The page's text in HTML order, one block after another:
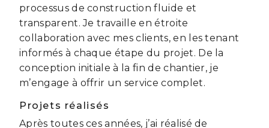
processus de construction fluide et
transparent. Je travaille en étroite
collaboration avec mes clients, en les tenant
informés à chaque étape du projet. De la
conception initiale à la fin de chantier, je
m’engage à offrir un service complet.
Projets réalisés
Après toutes ces années, j’ai réalisé de